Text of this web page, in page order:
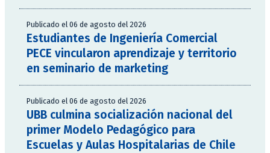
Publicado el 06 de agosto del 2026
Estudiantes de Ingeniería Comercial
PECE vincularon aprendizaje y territorio
en seminario de marketing
Publicado el 06 de agosto del 2026
UBB culmina socialización nacional del
primer Modelo Pedagógico para
Escuelas y Aulas Hospitalarias de Chile